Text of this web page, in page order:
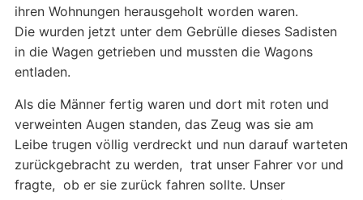
ihren Wohnungen herausgeholt worden waren.
Die wurden jetzt unter dem Gebrülle dieses Sadisten
in die Wagen getrieben und mussten die Wagons
entladen.
Als die Männer fertig waren und dort mit roten und
verweinten Augen standen, das Zeug was sie am
Leibe trugen völlig verdreckt und nun darauf warteten
zurückgebracht zu werden, trat unser Fahrer vor und
fragte, ob er sie zurück fahren sollte. Unser